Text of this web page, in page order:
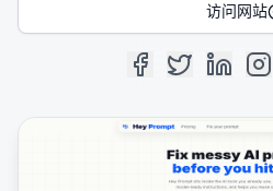
访问网站